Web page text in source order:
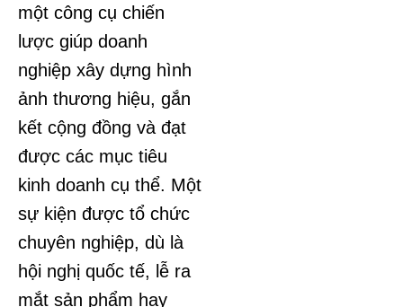
một công cụ chiến
lược giúp doanh
nghiệp xây dựng hình
ảnh thương hiệu, gắn
kết cộng đồng và đạt
được các mục tiêu
kinh doanh cụ thể. Một
sự kiện được tổ chức
chuyên nghiệp, dù là
hội nghị quốc tế, lễ ra
mắt sản phẩm hay